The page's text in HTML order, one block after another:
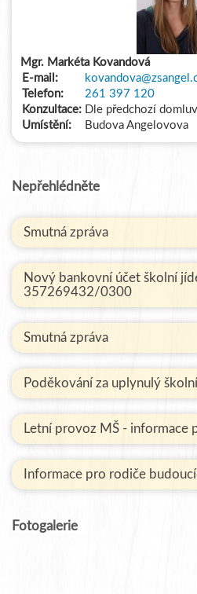
Mgr. Markéta Kovandová
E-mail:
Telefon:
261 397 120
Konzultace: Dle předchozí
Umístění:
Budova Angelovova
Nepřehlédněte
Smutná zpráva
Nový bankovní účet školní
357269432/0300
Smutná zpráva
Poděkování za uplynulý
Letní provoz MŠ - informace
Informace pro rodiče
Fotogalerie